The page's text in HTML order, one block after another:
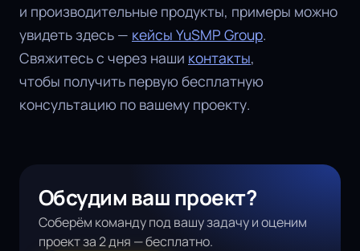
и производительные продукты, примеры можно
увидеть здесь — кейсы YuSMP Group.
Свяжитесь с через наши контакты,
чтобы получить первую бесплатную
консультацию по вашему проекту.
Обсудим ваш проект?
Соберём команду под вашу задачу и оценим
проект за 2 дня — бесплатно.